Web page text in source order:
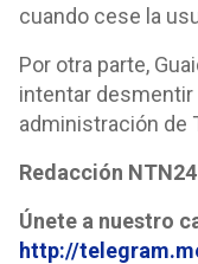
cuando cese la
Por otra parte,
intentar
administración de
Redacción
Únete a nuestro
http://